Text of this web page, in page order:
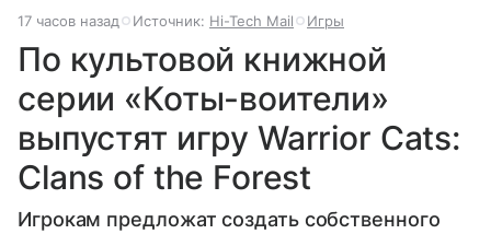
17 часов назад Источник: Hi-Tech Mail Игры
По культовой книжной
серии «Коты-воители»
выпустят игру Warrior Cats:
Clans of the Forest
Игрокам предложат создать собственного